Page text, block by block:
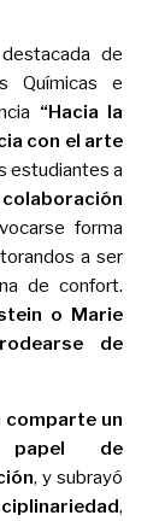
de
Químicas e
“Hacia la
con el arte
estudiantes a
forma
a ser
de confort.
o Marie
de
comparte un
papel de
, y subrayó
,